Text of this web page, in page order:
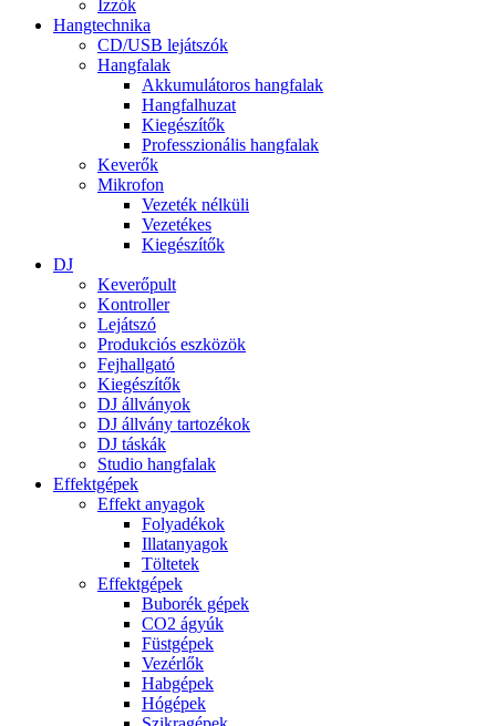
Izzók
Hangtechnika
CD/USB lejátszók
Hangfalak
Akkumulátoros hangfalak
Hangfalhuzat
Kiegészítők
Professzionális hangfalak
Keverők
Mikrofon
Vezeték nélküli
Vezetékes
Kiegészítők
DJ
Keverőpult
Kontroller
Lejátszó
Produkciós eszközök
Fejhallgató
Kiegészítők
DJ állványok
DJ állvány tartozékok
DJ táskák
Studio hangfalak
Effektgépek
Effekt anyagok
Folyadékok
Illatanyagok
Töltetek
Effektgépek
Buborék gépek
CO2 ágyúk
Füstgépek
Vezérlők
Habgépek
Hógépek